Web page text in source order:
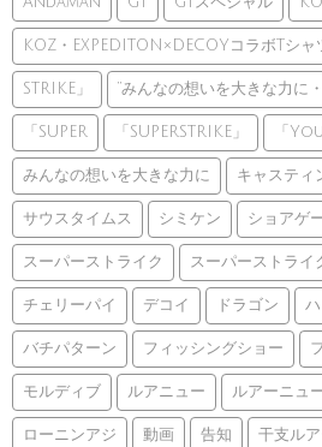
KOZ・EXPEDITON×DECOYコラボTシャ
STRIKE」 ”みんなの想いを大きな力に
「SUPER 「SUPERSTRIKE」 「
みんなの想いを大きな力に キャスティ
サウスタイムス シミケン ショアゲ
スーパーストライク スーパーストライ
チェリーパイ デコイ ドラゴン
バチパターン フィッシングショー
モルディブ ルアニュー ルアーニュ
ローニンアジ 動画 告知 干支ル